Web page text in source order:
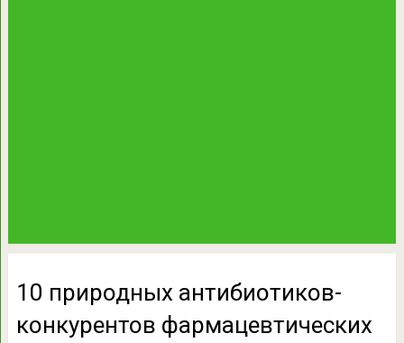
10 природных антибиотиков-
конкурентов фармацевтических